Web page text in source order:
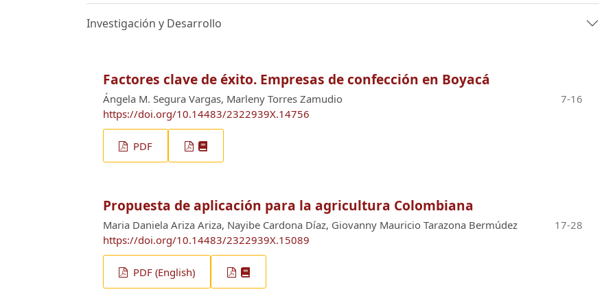
Investigación y Desarrollo
Factores clave de éxito. Empresas de confección en Boyacá
Ángela M. Segura Vargas, Marleny Torres Zamudio
https://doi.org/10.14483/2322939X.14756
7-16
PDF
Propuesta de aplicación para la agricultura Colombiana
Maria Daniela Ariza Ariza, Nayibe Cardona Díaz, Giovanny Mauricio Tarazona Bermúdez
https://doi.org/10.14483/2322939X.15089
17-28
PDF (English)